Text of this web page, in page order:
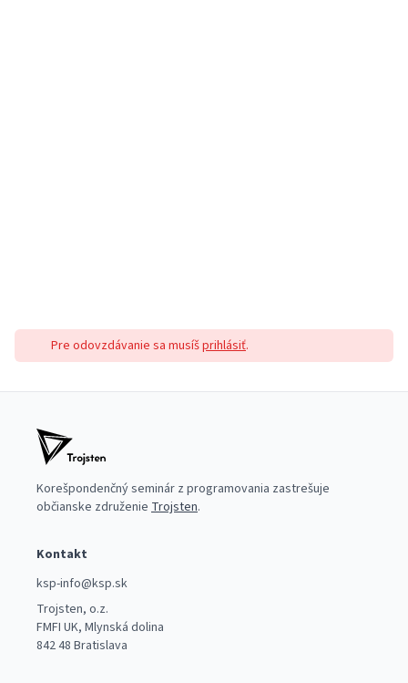
Pre odovzdávanie sa musíšprihlásiť.
Korešpondenčný seminár z programovania zastrešuje
občianske združenie Trojsten.
Kontakt
ksp-info@ksp.sk
Trojsten, o.z.
FMFI UK, Mlynská dolina
842 48 Bratislava